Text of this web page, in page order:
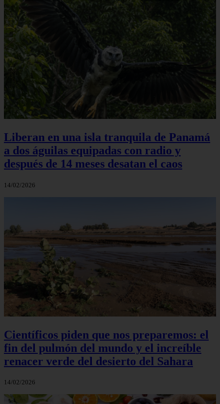
Liberan en una isla tranquila de Panamá
a dos águilas equipadas con radio y
después de 14 meses desatan el caos
14/02/2026
Científicos piden que nos preparemos: el
fin del pulmón del mundo y el increíble
renacer verde del desierto del Sahara
14/02/2026